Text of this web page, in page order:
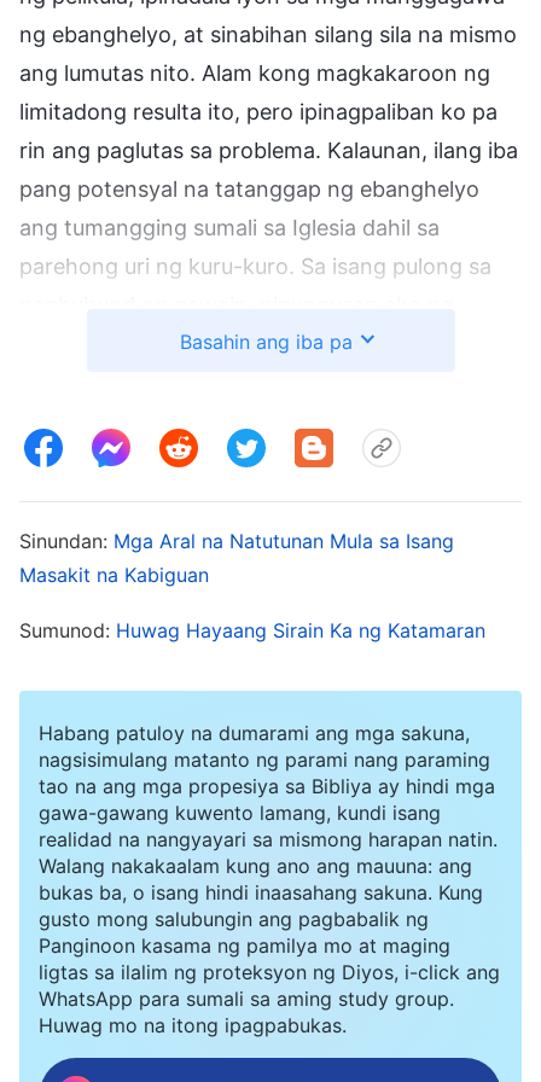
ng ebanghelyo, at sinabihan silang sila na mismo
ang lumutas nito. Alam kong magkakaroon ng
limitadong resulta ito, pero ipinagpaliban ko pa
rin ang paglutas sa problema. Kalaunan, ilang iba
pang potensyal na tatanggap ng ebanghelyo
ang tumangging sumali sa Iglesia dahil sa
parehong uri ng kuru-kuro. Sa isang pulong sa
superbisor dahil mekanikal kong ginagampanan
makamit ang mga resulta. Sa madaling salita,
pabaya ako at hindi ko isinasapuso ang
ginagawa ko. Tumagos sa puso ko nang marinig
siyang sabihin ito. Agad na nag-init sa hiya ang
ko ibinibigay ang lahat sa tungkulin ko
kamakailan at na talagang bumaba ang mga
resulta. Kinailangan kong tanggapin ito, at
pagnilayan at kilalanin ang aking sarili. Naalala ko
ang isang himno ng mga salita ng Diyosna
narinig ko ilang araw na ang nakalipas: “ Kahit
ayaw mo sa isang bagay, o nagdurusa ka dahil
dito, o kung hinahamon at sinusugpo nito ang
iyong dignidad at pride, basta’t ito ay isang
bagay na dapat mong maranasan, isang bagay
Basahin ang iba pa
Sinundan: Mga Aral na Natutunan Mula sa Isang
Masakit na Kabiguan
Sumunod: Huwag Hayaang Sirain Ka ng Katamaran
Habang patuloy na dumarami ang mga sakuna,
nagsisimulang matanto ng parami nang paraming
tao na ang mga propesiya sa Bibliya ay hindi mga
gawa-gawang kuwento lamang, kundi isang
realidad na nangyayari sa mismong harapan natin.
Walang nakakaalam kung ano ang mauuna: ang
bukas ba, o isang hindi inaasahang sakuna. Kung
gusto mong salubungin ang pagbabalik ng
Panginoon kasama ng pamilya mo at maging
ligtas sa ilalim ng proteksyon ng Diyos, i-click ang
WhatsApp para sumali sa aming study group.
Huwag mo na itong ipagpabukas.